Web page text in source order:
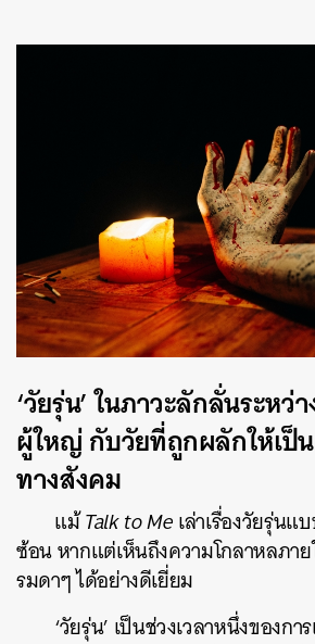
‘วัยรุ่น’ ในภาวะลักลั่นระหว่
ผู้ใหญ่ กับวัยที่ถูกผลักให้เป็
ทางสังคม
แม้Talk to Meเล่าเรื่องวัยรุ่นแ
ซ้อน หากแต่เห็นถึงความโกลาหลภา
รมดาๆ ได้อย่างดีเยี่ยม
‘วัยรุ่น’ เป็นช่วงเวลาหนึ่งของก